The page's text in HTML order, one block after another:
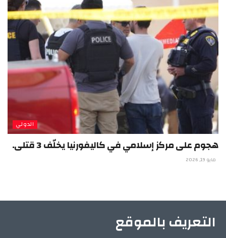
الدولي
هجوم على مركز إسلامي في كاليفورنيا يخلّف 3 قتلى.
مايو 19, 2026
التعريف بالموقع